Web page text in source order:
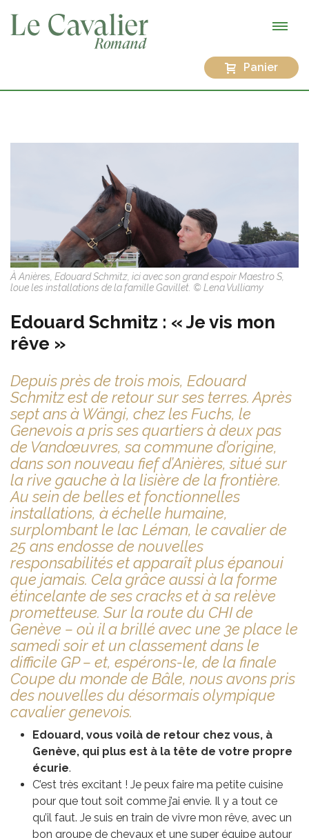
Panier
À Anières, Edouard Schmitz, ici avec son grand espoir Maestro S,
loue les installations de la famille Gavillet. © Lena Vulliamy
Edouard Schmitz : « Je vis mon
rêve »
Depuis près de trois mois, Edouard
Schmitz est de retour sur ses terres. Après
sept ans à Wängi, chez les Fuchs, le
Genevois a pris ses quartiers à deux pas
de Vandœuvres, sa commune d’origine,
dans son nouveau fief d’Anières, situé sur
la rive gauche à la lisière de la frontière.
Au sein de belles et fonctionnelles
installations, à échelle humaine,
surplombant le lac Léman, le cavalier de
25 ans endosse de nouvelles
responsabilités et apparaît plus épanoui
que jamais. Cela grâce aussi à la forme
étincelante de ses cracks et à sa relève
prometteuse. Sur la route du CHI de
Genève – où il a brillé avec une 3e place le
samedi soir et un classement dans le
difficile GP – et, espérons-le, de la finale
Coupe du monde de Bâle, nous avons pris
des nouvelles du désormais olympique
cavalier genevois.
Edouard, vous voilà de retour chez vous, à
Genève, qui plus est à la tête de votre propre
écurie.
C’est très excitant ! Je peux faire ma petite cuisine
pour que tout soit comme j’ai envie. Il y a tout ce
qu’il faut. Je suis en train de vivre mon rêve, avec un
bon groupe de chevaux et une super équipe autour